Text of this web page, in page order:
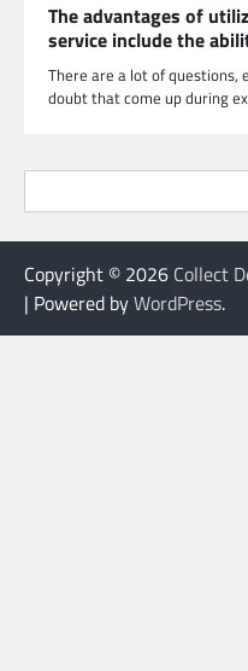
The advantages of
service include the
There are a lot of questions,
doubt that come up during
Copyright © 2026 Collect
| Powered byWordPress.